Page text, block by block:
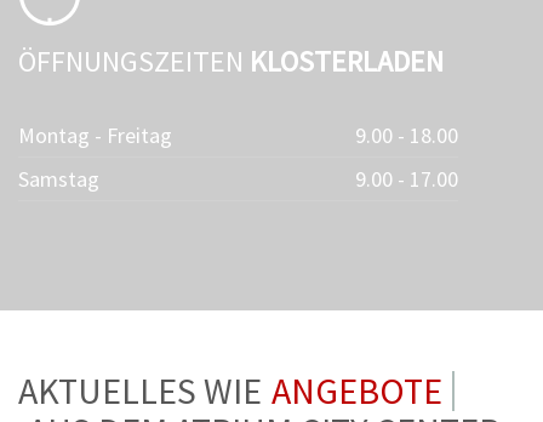
ÖFFNUNGSZEITEN KLOSTERLADEN
Montag - Freitag
9.00 - 18.00
Samstag
9.00 - 17.00
AKTUELLES WIE ANGEBOTE